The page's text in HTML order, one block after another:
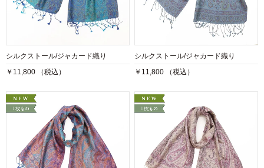
シルクストール/ジャカード織り
￥11,800 （税込）
シルクストール/ジャカード織り
￥11,800 （税込）